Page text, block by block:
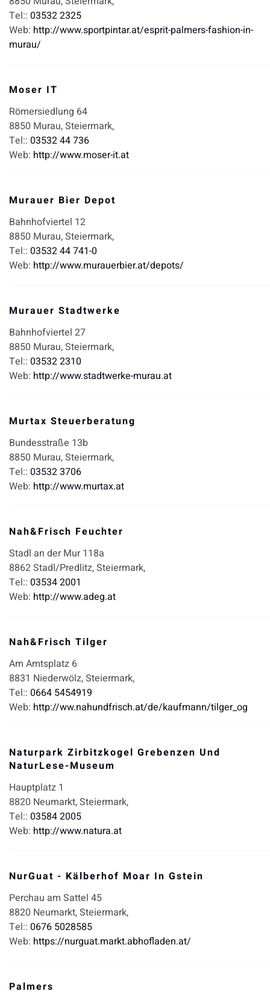
Tel:: 03532 2325
Web: http://www.sportpintar.at/esprit-palmers-fashion-in-
murau/
Moser IT
Römersiedlung 64
8850 Murau,Steiermark,
Tel:: 03532 44 736
Web: http://www.moser-it.at
Murauer Bier Depot
Bahnhofviertel 12
8850 Murau,Steiermark,
Tel:: 03532 44 741-0
Web: http://www.murauerbier.at/depots/
Murauer Stadtwerke
Bahnhofviertel 27
8850 Murau,Steiermark,
Tel:: 03532 2310
Web: http://www.stadtwerke-murau.at
Murtax Steuerberatung
Bundesstraße 13b
8850 Murau,Steiermark,
Tel:: 03532 3706
Web: http://www.murtax.at
Nah&Frisch Feuchter
Stadl an der Mur 118a
8862Stadl/Predlitz,Steiermark,
Tel:: 03534 2001
Web: http://www.adeg.at
Nah&Frisch Tilger
Am Amtsplatz 6
8831 Niederwölz,Steiermark,
Tel:: 0664 5454919
Web: http://ww.nahundfrisch.at/de/kaufmann/tilger_og
Naturpark Zirbitzkogel Grebenzen Und
NaturLese-Museum
Hauptplatz 1
8820 Neumarkt,Steiermark,
Tel:: 03584 2005
Web: http://www.natura.at
NurGuat - Kälberhof Moar In Gstein
Perchau am Sattel 45
8820 Neumarkt,Steiermark,
Tel:: 0676 5028585
Web: https://nurguat.markt.abhofladen.at/
Palmers